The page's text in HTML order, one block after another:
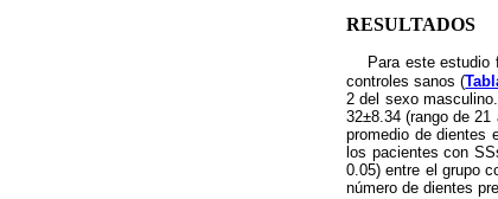
RESULTADOS
Para este
controles sanos (
2 del sexo
32±8.34 (rango de21
promedio de dientes
los pacientes con
0.05) entre el grupo
número de dientes